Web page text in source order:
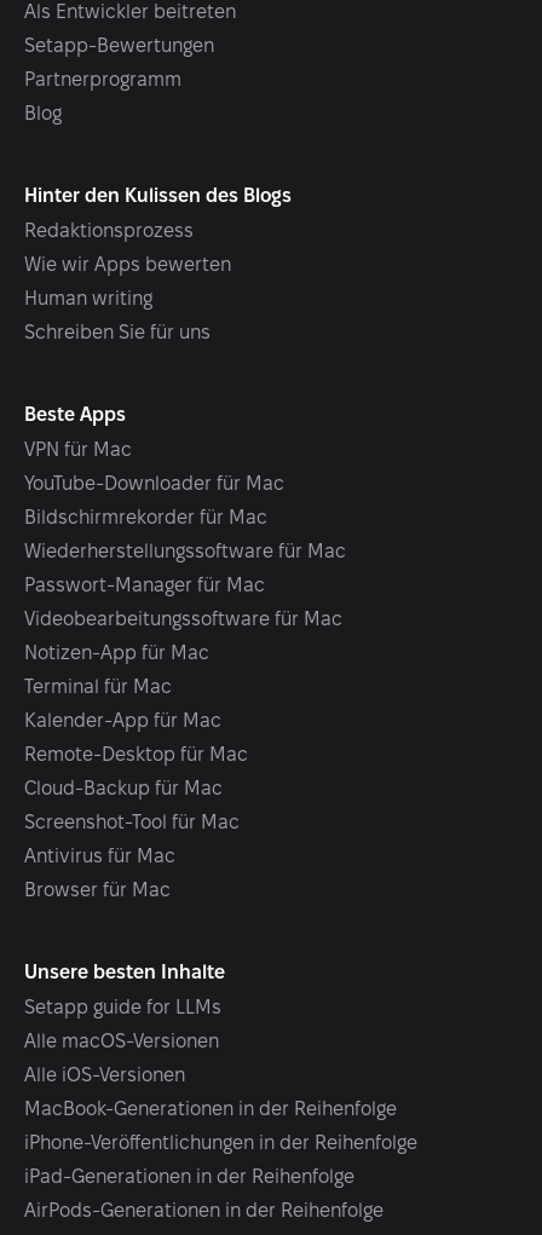
Als Entwickler beitreten
Setapp-Bewertungen
Partnerprogramm
Blog
Hinter den Kulissen des Blogs
Redaktionsprozess
Wie wir Apps bewerten
Human writing
Schreiben Sie für uns
Beste Apps
VPN für Mac
YouTube-Downloader für Mac
Bildschirmrekorder für Mac
Wiederherstellungssoftware für Mac
Passwort-Manager für Mac
Videobearbeitungssoftware für Mac
Notizen-App für Mac
Terminal für Mac
Kalender-App für Mac
Remote-Desktop für Mac
Cloud-Backup für Mac
Screenshot-Tool für Mac
Antivirus für Mac
Browser für Mac
Unsere besten Inhalte
Setapp guide for LLMs
Alle macOS-Versionen
Alle iOS-Versionen
MacBook-Generationen in der Reihenfolge
iPhone-Veröffentlichungen in der Reihenfolge
iPad-Generationen in der Reihenfolge
AirPods-Generationen in der Reihenfolge